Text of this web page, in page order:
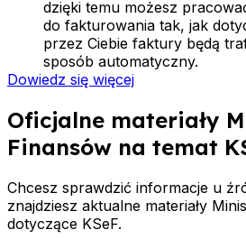
dzięki temu możesz
do fakturowania tak, jak
przez Ciebie faktury będą
sposób automatyczny.
Dowiedz się więcej
Oficjalne materiały
Finansów na temat
Chcesz sprawdzić informacje u
znajdziesz aktualne materiały
dotyczące KSeF.